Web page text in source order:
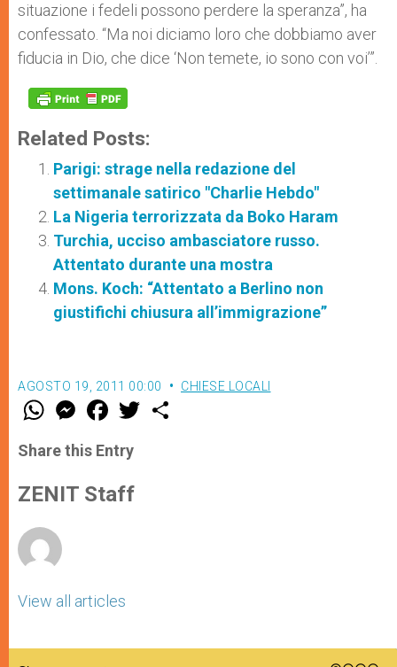
situazione i fedeli possono perdere la speranza”, ha
confessato. “Ma noi diciamo loro che dobbiamo aver
fiducia in Dio, che dice ‘Non temete, io sono con voi’”.
Related Posts:
Parigi: strage nella redazione del
settimanale satirico "Charlie Hebdo"
La Nigeria terrorizzata da Boko Haram
Turchia, ucciso ambasciatore russo.
Attentato durante una mostra
Mons. Koch: “Attentato a Berlino non
giustifichi chiusura all’immigrazione”
AGOSTO 19, 2011 00:00 CHIESE LOCALI
W
t
s
p
p
M
e
s
e
g
e
F
a
e
b
o
k
w
Share this Entry
ZENIT Staff
View all articles